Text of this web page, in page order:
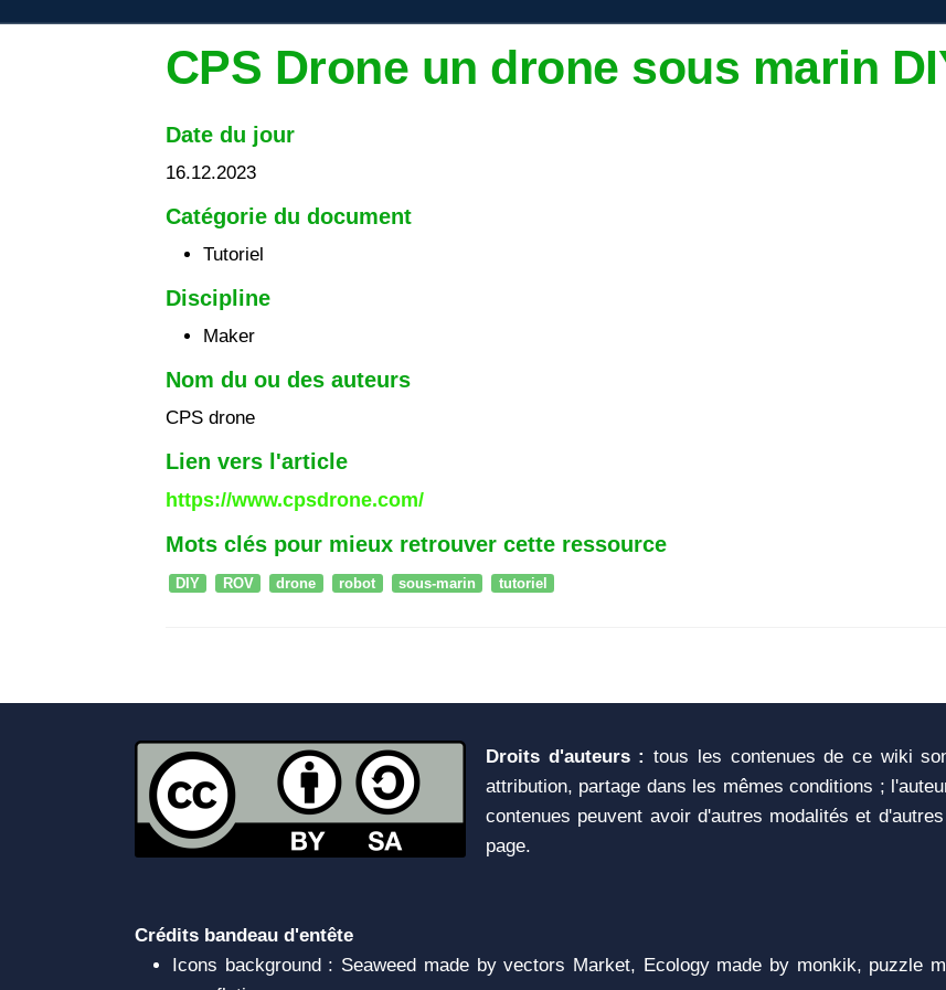
CPS Drone un drone sous marin
Date du jour
16.12.2023
Catégorie du document
Tutoriel
Discipline
Maker
Nom du ou des auteurs
CPS drone
Lien vers l'article
https://www.cpsdrone.com/
Mots clés pour mieux retrouver cette ressource
DIY ROV drone robot sous-marin tutoriel
Droits d'auteurs : tous les contenues de ce wiki
attribution, partage dans les mêmes conditions ;
contenues peuvent avoir d'autres modalités et
page.
Crédits bandeau d'entête
Icons background : Seaweed made by vectors Market, Ecology made by monkik, puzzle